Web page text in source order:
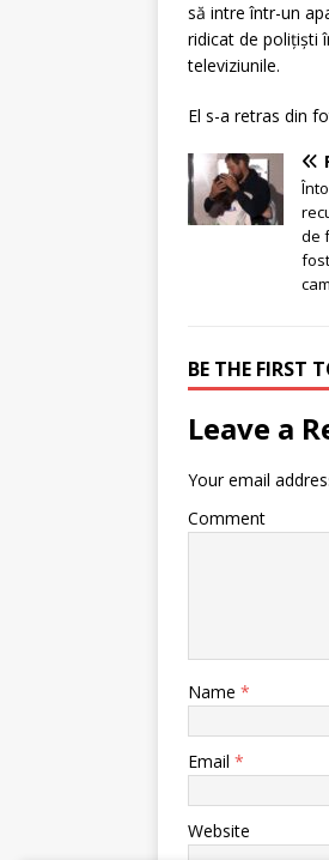
să intre într-un
ridicat de polițiști
televiziunile.
El s-a retras din
de
BE THE FIRST
Leave a
Your email
Comment
Name *
Email *
Website